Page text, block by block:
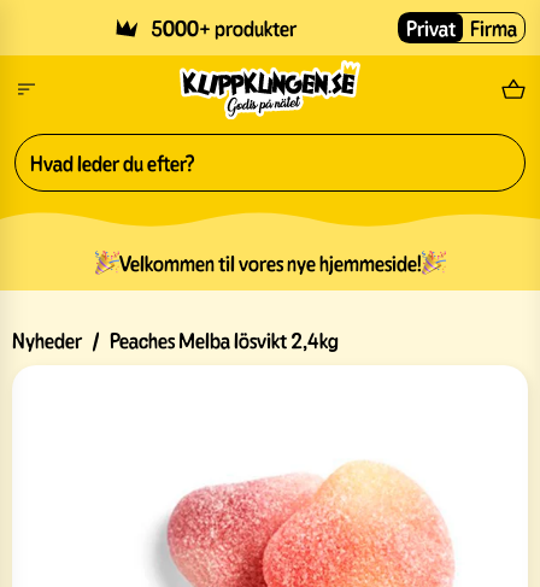
5000+ produkter Privat Firma
Velkommen til vores nye hjemmeside!
Nyheder / Peaches Melba lösvikt 2,4kg